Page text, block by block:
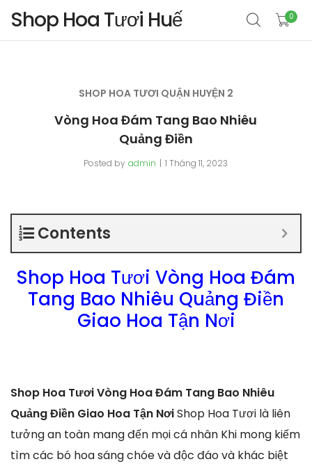
Shop Hoa Tươi Huế 0
SHOP HOA TƯƠI QUẬN HUYỆN 2
Vòng Hoa Đám Tang Bao Nhiêu
Quảng Điền
Posted by admin 1 Tháng 11, 2023
Contents
Shop Hoa Tươi Vòng Hoa Đám
Tang Bao Nhiêu Quảng Điền
Giao Hoa Tận Nơi
Shop Hoa Tươi Vòng Hoa Đám Tang Bao Nhiêu
Quảng Điền Giao Hoa Tận NơiShop Hoa Tươi là liên
tưởng an toàn mang đến mọi cá nhân Khi mong kiếm
tìm các bó hoa sáng chóe và độc đáo và khác biệt